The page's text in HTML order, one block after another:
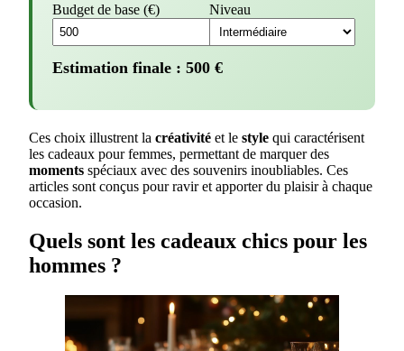
Budget de base (€) Niveau
Estimation finale : 500 €
Ces choix illustrent la créativité et le style qui caractérisent
les cadeaux pour femmes, permettant de marquer des
moments spéciaux avec des souvenirs inoubliables. Ces
articles sont conçus pour ravir et apporter du plaisir à chaque
occasion.
Quels sont les cadeaux chics pour les
hommes ?